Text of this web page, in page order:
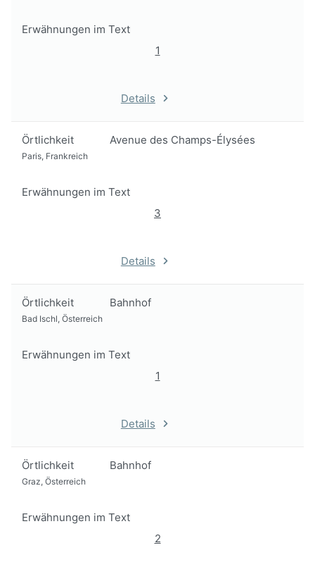
Erwähnungen im Text
1
Details
Örtlichkeit Avenue des Champs-Élysées
Paris, Frankreich
Erwähnungen im Text
3
Details
Örtlichkeit Bahnhof
Bad Ischl, Österreich
Erwähnungen im Text
1
Details
Örtlichkeit Bahnhof
Graz, Österreich
Erwähnungen im Text
2